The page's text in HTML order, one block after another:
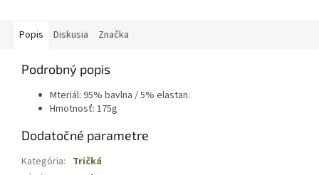
Popis Diskusia Značka
Podrobný popis
Mteriál: 95% bavlna / 5% elastan.
Hmotnosť: 175g
Dodatočné parametre
Kategória: Tričká